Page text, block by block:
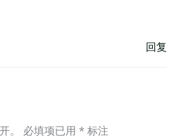
回复
。 必填项已用 * 标注